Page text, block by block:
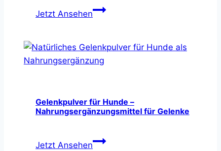
Jetzt AnsehenWildfisch
für
Hunde
Omega-
3
&
Gelenkpulver für Hunde –
Nahrungsergänzungsmittel für Gelenke
Jetzt AnsehenGelenkpulver